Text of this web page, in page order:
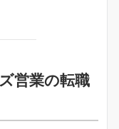
営業の転職